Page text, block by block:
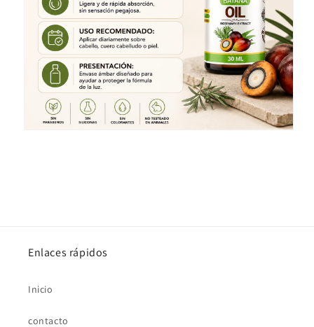
Enlaces rápidos
Inicio
contacto